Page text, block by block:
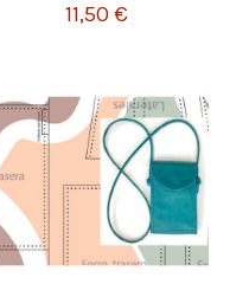
11,50 €